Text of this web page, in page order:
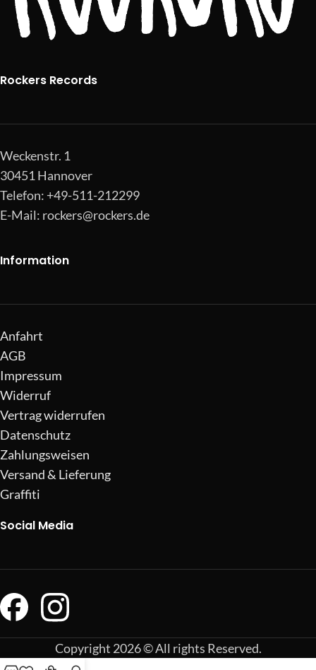
Rockers Records
Weckenstr. 1
30451 Hannover
Telefon: +49-511-212299
E-Mail: rockers@rockers.de
Information
Anfahrt
AGB
Impressum
Widerruf
Vertrag widerrufen
Datenschutz
Zahlungsweisen
Versand & Lieferung
Graffiti
Social Media
Copyright 2026 © All rights Reserved.